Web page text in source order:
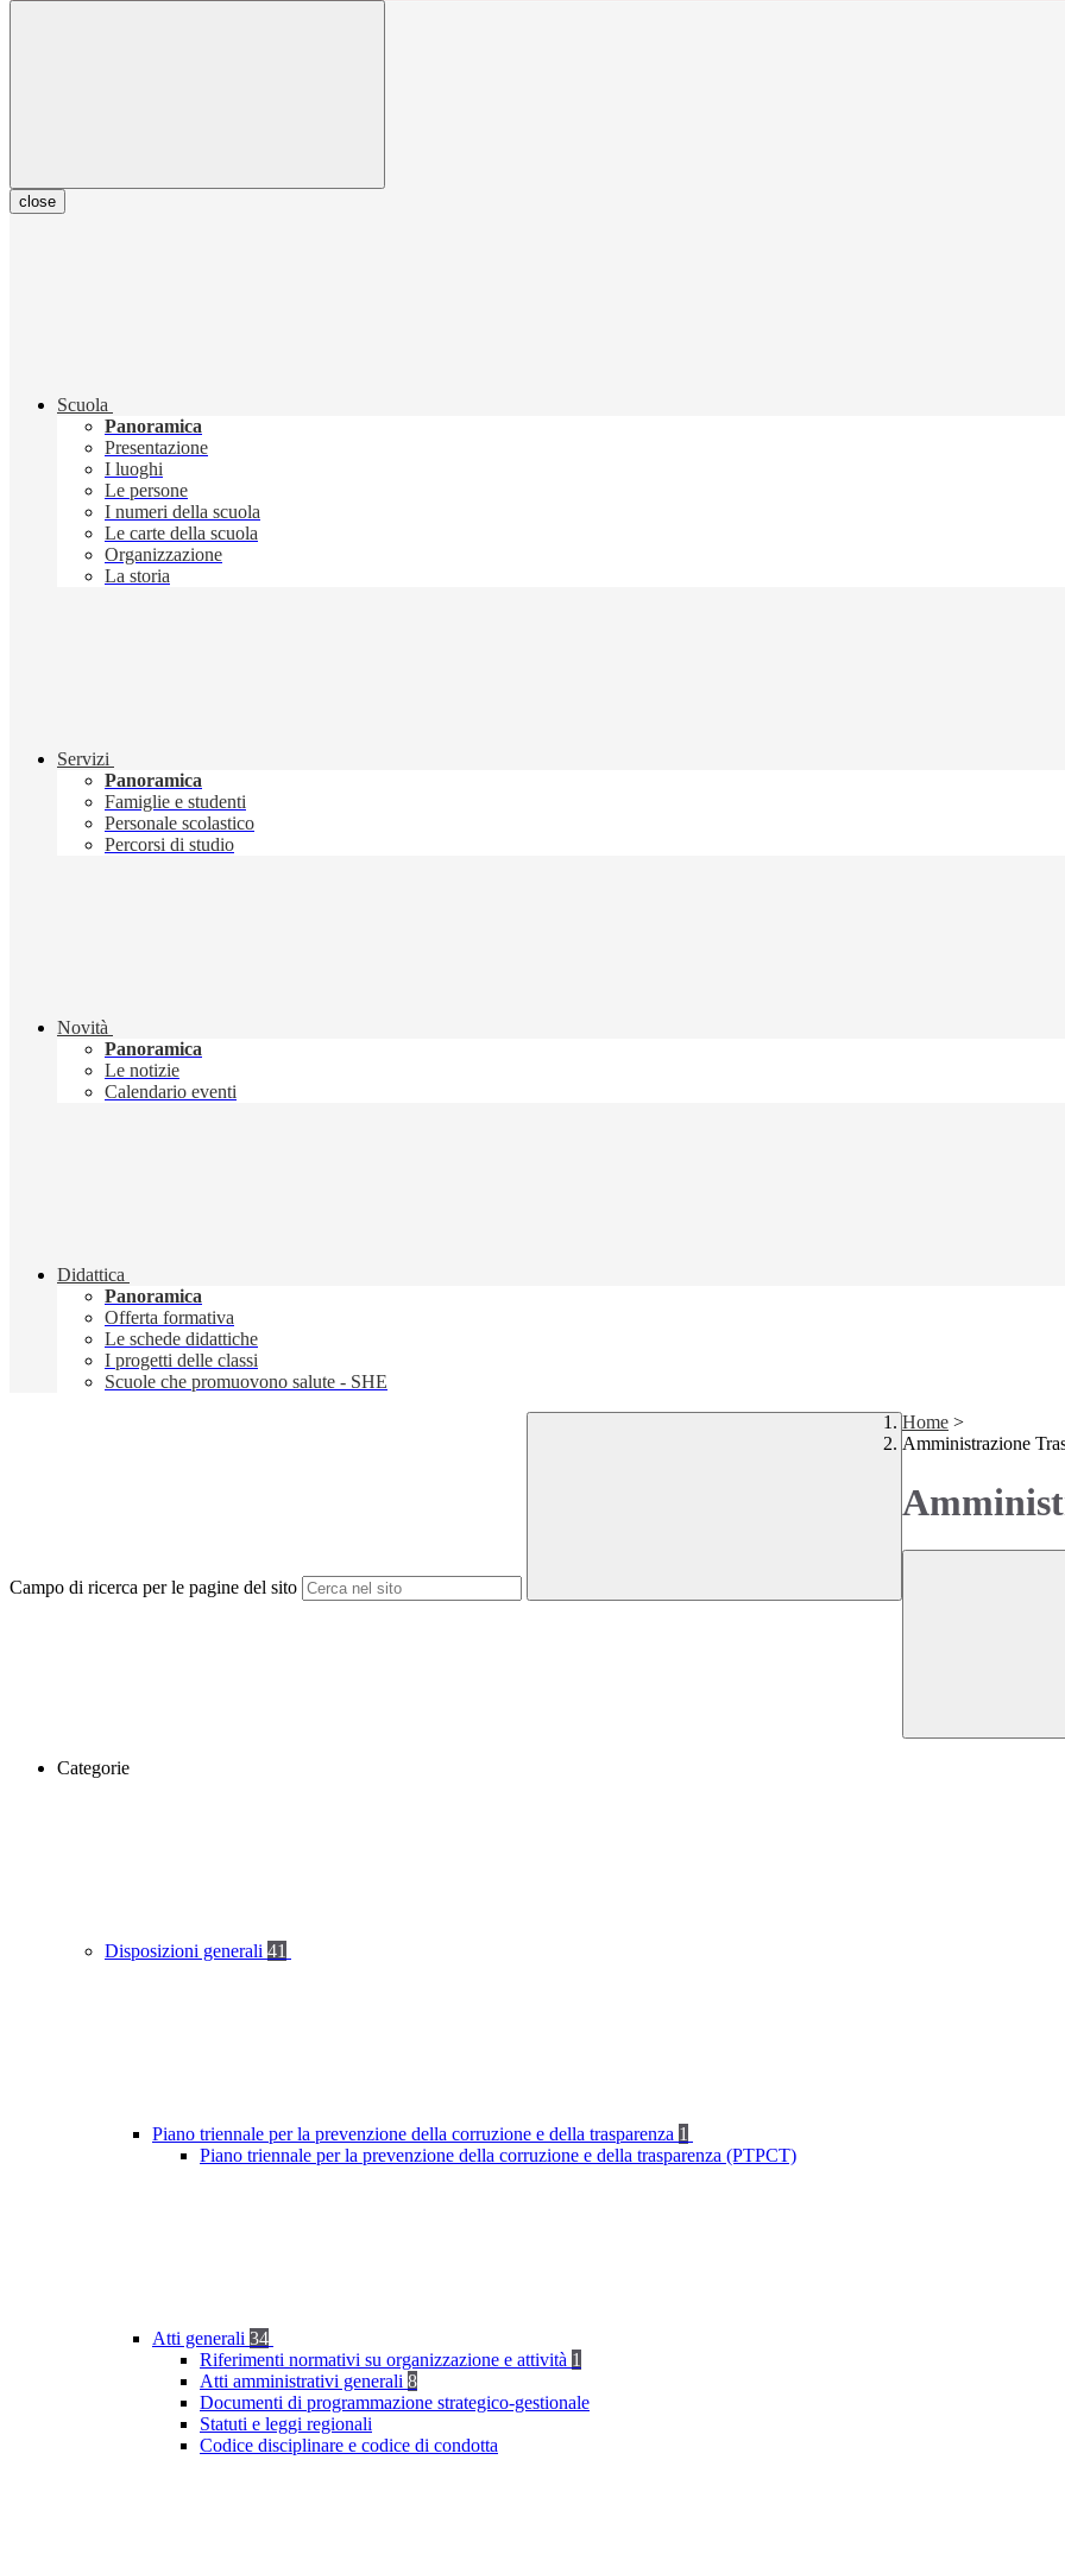
close
Scuola
Panoramica
Presentazione
I luoghi
Le persone
I numeri della scuola
Le carte della scuola
Organizzazione
La storia
Servizi
Panoramica
Famiglie e studenti
Personale scolastico
Percorsi di studio
Novità
Panoramica
Le notizie
Calendario eventi
Didattica
Panoramica
Offerta formativa
Le schede didattiche
I progetti delle classi
Scuole che promuovono salute - SHE
Campo di ricerca per le pagine del sito
Home >
Amministrazione
Categorie
Disposizioni generali 41
Piano triennale per la prevenzione della corruzione e della trasparenza 1
Piano triennale per la prevenzione della corruzione e della trasparenza (PTPCT)
Atti generali 34
Riferimenti normativi su organizzazione e attività 1
Atti amministrativi generali 8
Documenti di programmazione strategico-gestionale
Statuti e leggi regionali
Codice disciplinare e codice di condotta